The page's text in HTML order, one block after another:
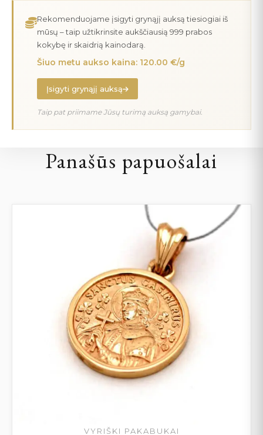
Rekomenduojame įsigyti grynąjį auksą tiesiogiai iš
mūsų – taip užtikrinsite aukščiausią 999 prabos
kokybę ir skaidrią kainodarą.
Šiuo metu aukso kaina: 120.00 €/g
Įsigyti grynąjį auksą
Taip pat priimame Jūsų turimą auksą gamybai.
Panašūs papuošalai
VYRIŠKI PAKABUKAI